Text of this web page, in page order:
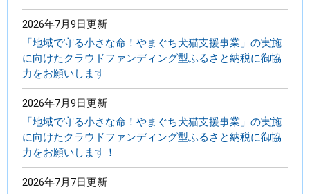
2026年7月9日更新
「地域で守る小さな命！やまぐち犬猫支援事業」の実施
に向けたクラウドファンディング型ふるさと納税に御協
力をお願いします
2026年7月9日更新
「地域で守る小さな命！やまぐち犬猫支援事業」の実施
に向けたクラウドファンディング型ふるさと納税に御協
力をお願いします！
2026年7月7日更新